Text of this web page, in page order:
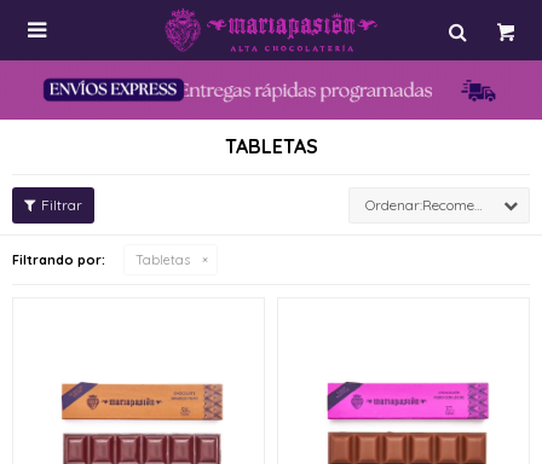

TABLETAS
Recomendados
Filtrando por: Tabletas